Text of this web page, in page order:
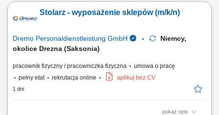
okien, drzwi oraz drewnianych elementów wykończeniowych; Obsługa
urządzeń wykorzystywanych przy obróbce drewna; Szlifowanie,
Stolarz - wyposażenie sklepów (m/k/n)
Dremo Personaldienstleistung GmbH
Niemcy,
okolice Drezna (Saksonia)
pracownik fizyczny / pracowniczka fizyczna
umowa o pracę
pełny etat
rekrutacja online aplikuj bez CV
1 dni
pokaż opis